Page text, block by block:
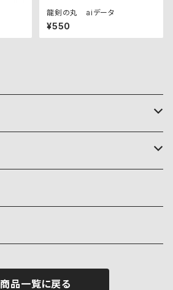
龍剣の丸 aiデータ
¥550
商品一覧に戻る